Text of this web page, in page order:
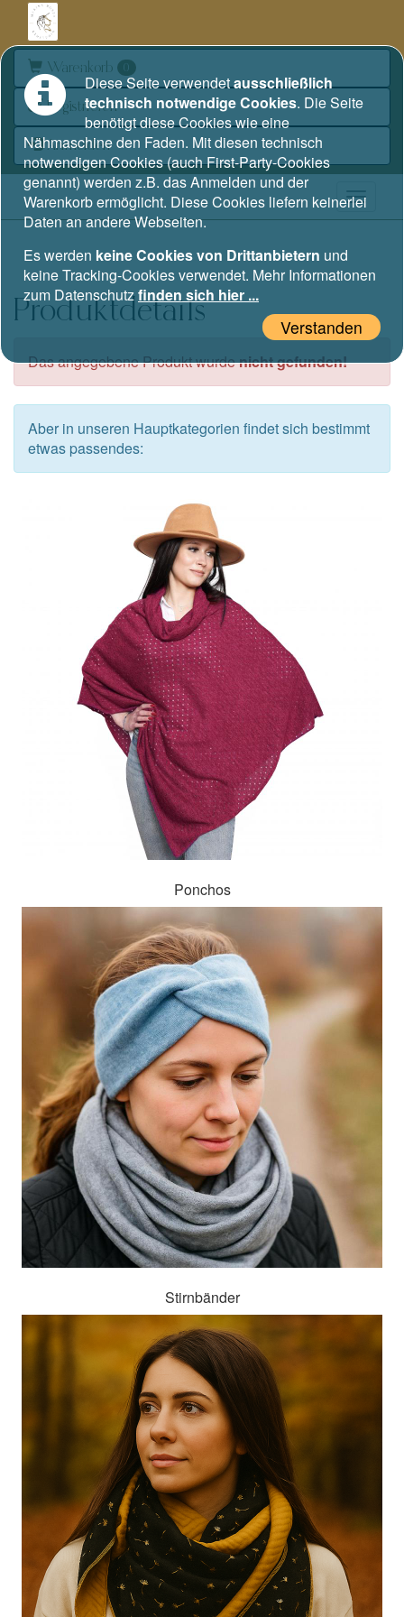
Warenkorb 0
Registrieren
Anmelden
Produktdetails
Das angegebene Produkt wurdenicht gefunden!
Aber in unseren Hauptkategorien findet sich bestimmt
etwas passendes:
Ponchos
Stirnbänder
Diese Seite verwendetausschließlich
technisch notwendige Cookies. Die Seite
benötigt diese Cookies wie eine
Nähmaschine den Faden. Mit diesen technisch
notwendigen Cookies (auch First-Party-Cookies
genannt) werden z.B. das Anmelden und der
Warenkorb ermöglicht. Diese Cookies liefern keinerlei
Daten an andere Webseiten.
Es werden keine Cookies von Drittanbietern und
keine Tracking-Cookies verwendet. Mehr Informationen
zum Datenschutzfinden sich hier ...
Verstanden